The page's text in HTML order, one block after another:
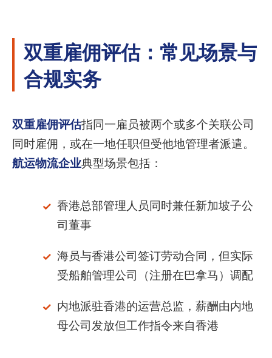
双重雇佣评估：常见场景与
合规实务
双重雇佣评估指同一雇员被两个或多个关联公司
同时雇佣，或在一地任职但受他地管理者派遣。
航运物流企业典型场景包括：
香港总部管理人员同时兼任新加坡子公
司董事
海员与香港公司签订劳动合同，但实际
受船舶管理公司（注册在巴拿马）调配
内地派驻香港的运营总监，薪酬由内地
母公司发放但工作指令来自香港